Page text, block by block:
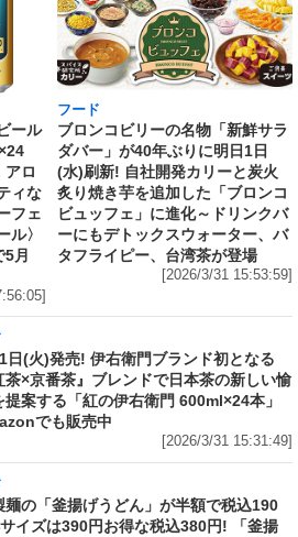
ール
ロ
ィな
フェ
ル〉
5月
フード
ブロンコビリーの名物「新鮮サラ
ダバー」が40年ぶりに明日1日
(水)刷新! 自社開発カリーと炭火
炙り焼き芋を追加した「ブロンコ
ビュッフェ」に進化～ドリンクバ
ーにもデトックスウォーター、バ
タフライピー、台湾茶が登場
[2026/3/31 15:53:59]
日(火)発売! 伊右衛門ブランド初となる
茶×京番茶』ブレンドで日本茶の新しい愉
提案する「紅の伊右衛門 600ml×24本」
でも販売中
[2026/3/31 15:31:49]
麺の「釜揚げうどん」が半額で税込190
イズは390円お得な税込380円! 「釜揚